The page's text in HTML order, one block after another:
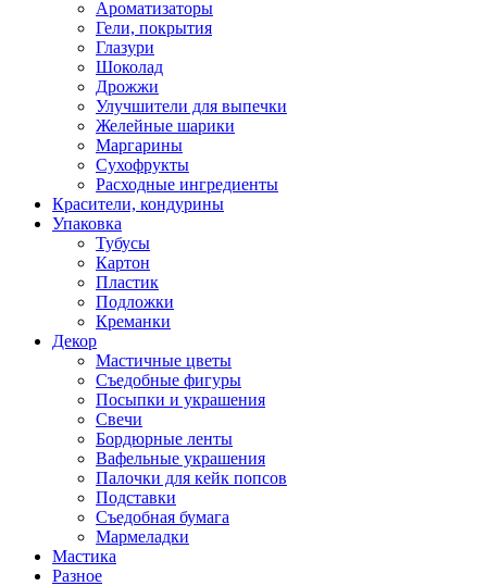
Ароматизаторы
Гели, покрытия
Глазури
Шоколад
Дрожжи
Улучшители для выпечки
Желейные шарики
Маргарины
Сухофрукты
Расходные ингредиенты
Красители, кондурины
Упаковка
Тубусы
Картон
Пластик
Подложки
Креманки
Декор
Мастичные цветы
Съедобные фигуры
Посыпки и украшения
Свечи
Бордюрные ленты
Вафельные украшения
Палочки для кейк попсов
Подставки
Съедобная бумага
Мармеладки
Мастика
Разное